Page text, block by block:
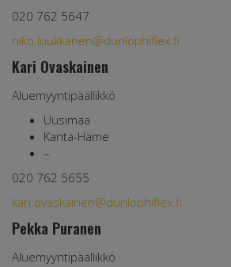
020 762 5647
niko.luukkanen@dunlophiflex.fi
Kari Ovaskainen
Aluemyyntipäällikkö
Uusimaa
Kanta-Häme
–
020 762 5655
kari.ovaskainen@dunlophiflex.fi
Pekka Puranen
Aluemyyntipäällikkö